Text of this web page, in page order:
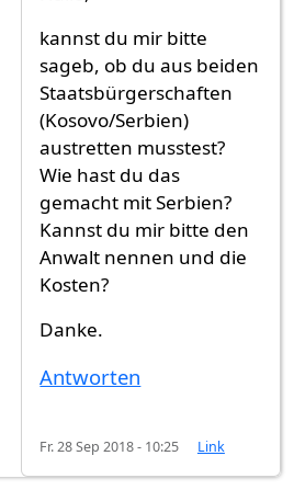
Die Rechnung bezahlt man,
kannst du mir bitte
sageb, ob du aus beiden
Staatsbürgerschaften
(Kosovo/Serbien)
austretten musstest?
Wie hast du das
gemacht mit Serbien?
Kannst du mir bitte den
Anwalt nennen und die
Kosten?
Danke.
Antworten
Fr. 28 Sep 2018 - 10:25 Link